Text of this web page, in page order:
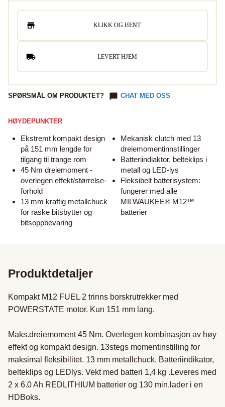
KLIKK OG HENT
LEVERT HJEM
SPØRSMÅL OM PRODUKTET? CHAT MED OSS
HØYDEPUNKTER
Ekstremt kompakt design
på 151 mm lengde for
tilgang til trange rom
45 Nm dreiemoment -
overlegen effekt/størrelse-
forhold
13 mm kraftig metallchuck
for raske bitsbytter og
bitsoppbevaring
Mekanisk clutch med 13
dreiemomentinnstillinger
Batteriindiaktor, belteklips i
metall og LED-lys
Fleksibelt batterisystem:
fungerer med alle
MILWAUKEE® M12™
batterier
Produktdetaljer
Kompakt M12 FUEL 2 trinns borskrutrekker med
POWERSTATE motor. Kun 151 mm lang.
Maks.dreiemoment 45 Nm. Overlegen kombinasjon av høy
effekt og kompakt design. 13stegs momentinstilling for
maksimal fleksibilitet. 13 mm metallchuck. Batteriindikator,
belteklips og LEDlys. Vekt med batteri 1,4 kg .Leveres med
2 x 6.0 Ah REDLITHIUM batterier og 130 min.lader i en
HDBoks.